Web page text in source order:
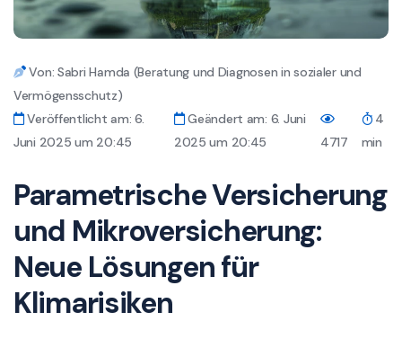
Von: Sabri Hamda (Beratung und Diagnosen in sozialer und
Vermögensschutz)
Veröffentlicht am: 6.
Juni 2025 um 20:45
Geändert am: 6. Juni
2025 um 20:45
4717
4
min
Parametrische Versicherung
und Mikroversicherung:
Neue Lösungen für
Klimarisiken